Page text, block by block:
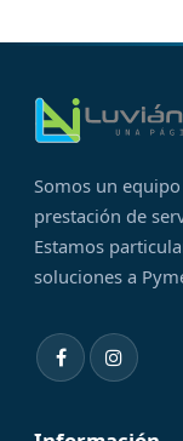
Somos un
prestación de
Estamos
soluciones a